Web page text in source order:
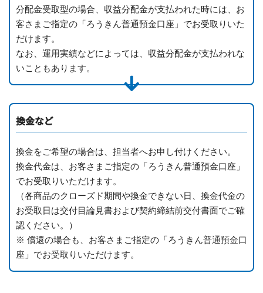
分配金受取型の場合、収益分配金が支払われた時には、お
客さまご指定の「ろうきん普通預金口座」でお受取りいた
だけます。
なお、運用実績などによっては、収益分配金が支払われな
いこともあります。
換金など
換金をご希望の場合は、担当者へお申し付けください。
換金代金は、お客さまご指定の「ろうきん普通預金口座」
でお受取りいただけます。
（各商品のクローズド期間や換金できない日、換金代金の
お受取日は交付目論見書および契約締結前交付書面でご確
認ください。）
※ 償還の場合も、お客さまご指定の「ろうきん普通預金口
座」でお受取りいただけます。